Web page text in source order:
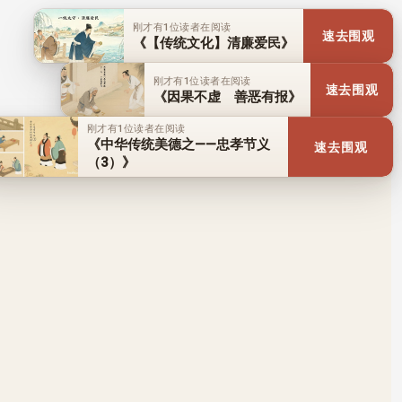
刚才有1位读者在阅读
《【传统文化】清廉爱民》 速去围观
刚才有1位读者在阅读
《因果不虚 善恶有报》 速去围观
刚才有1位读者在阅读
《中华传统美德之——忠孝节义
（3）》
速去围观